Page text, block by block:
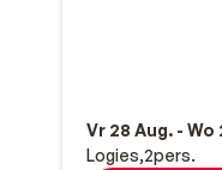
Vr 28 Aug. - Wo
Logies 2pers.